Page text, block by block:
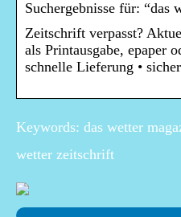
Suchergebnisse für: “das
Zeitschrift verpasst?
als Printausgabe, epaper
schnelle Lieferung •
Keywords: das wetter
wetter zeitschrift